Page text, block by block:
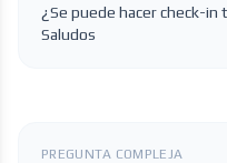
¿Se puede hacer check-
Saludos
PREGUNTA COMPLEJA